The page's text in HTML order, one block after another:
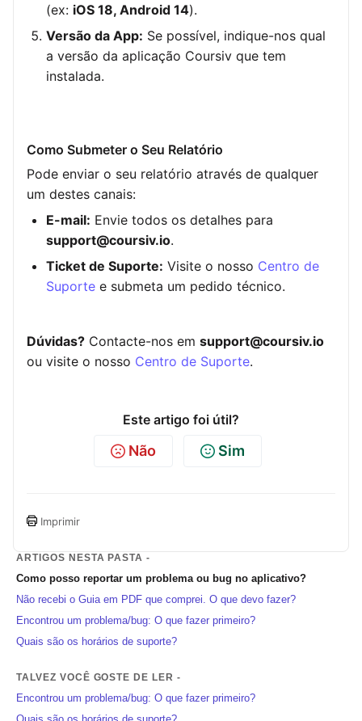
(ex: iOS 18, Android 14).
Versão da App: Se possível, indique-nos qual
a versão da aplicação Coursiv que tem
instalada.
Como Submeter o Seu Relatório
Pode enviar o seu relatório através de qualquer
um destes canais:
E-mail: Envie todos os detalhes para
support@coursiv.io.
Ticket de Suporte: Visite o nosso Centro de
Suporte e submeta um pedido técnico.
Dúvidas? Contacte-nos em support@coursiv.io
ou visite o nosso Centro de Suporte.
Este artigo foi útil?
Não Sim
Imprimir
ARTIGOS NESTA PASTA -
Como posso reportar um problema ou bug no aplicativo?
Não recebi o Guia em PDF que comprei. O que devo fazer?
Encontrou um problema/bug: O que fazer primeiro?
Quais são os horários de suporte?
TALVEZ VOCÊ GOSTE DE LER -
Encontrou um problema/bug: O que fazer primeiro?